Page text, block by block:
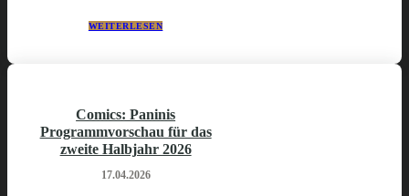
WEITERLESEN
Comics: Paninis
Programmvorschau für das
zweite Halbjahr 2026
17.04.2026